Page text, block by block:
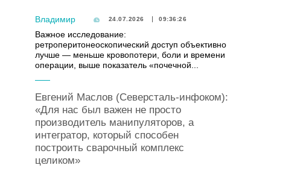
Владимир 24.07.2026 09:36:26
Важное исследование:
ретроперитонеоскопический доступ объективно
лучше — меньше кровопотери, боли и времени
операции, выше показатель «почечной...
Евгений Маслов (Северсталь-инфоком):
«Для нас был важен не просто
производитель манипуляторов, а
интегратор, который способен
построить сварочный комплекс
целиком»